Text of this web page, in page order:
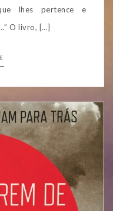
lhes pertence e
O livro, […]